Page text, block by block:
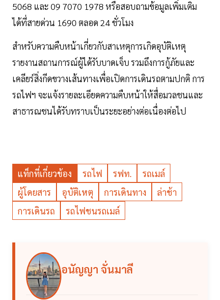
5068 และ 09 7070 1978 หรือสอบถามข้อมูลเพิ่มเติม
ได้ที่สายด่วน 1690 ตลอด 24 ชั่วโมง
สำหรับความคืบหน้าเกี่ยวกับสาเหตุการเกิดอุบัติเหตุ
รายงานสถานการณ์ผู้ได้รับบาดเจ็บ รวมถึงการกู้ภัยและ
เคลียร์สิ่งกีดขวางเส้นทางเพื่อเปิดการเดินรถตามปกติ การ
รถไฟฯ จะแจ้งรายละเอียดความคืบหน้าให้สื่อมวลชนและ
สาธารณชนได้รับทราบเป็นระยะอย่างต่อเนื่องต่อไป
แท็กที่เกี่ยวข้อง รถไฟ รฟท.
รถเมล์
ผู้โดยสาร
อุบัติเหตุ การเดินทาง
ล่าช้า
การเดินรถ
รถไฟชนรถเมล์
อนัญญา จั่นมาลี